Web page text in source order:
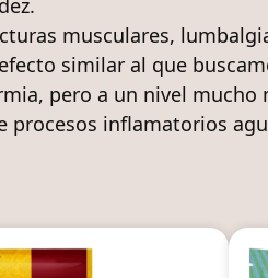
musculares,
similar al que
, pero a un nivel mucho
procesos inflamatorios